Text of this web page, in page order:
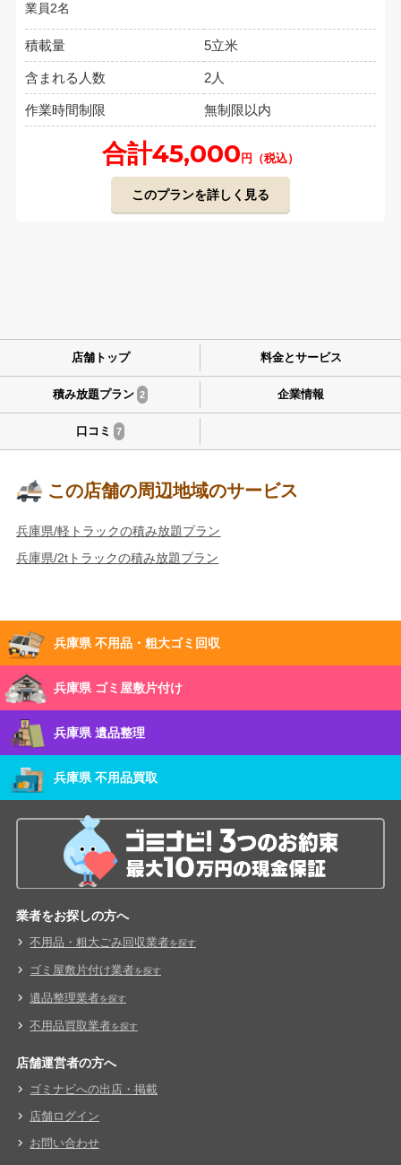
業員2名
積載量 5立米
含まれる人数 2人
作業時間制限 無制限以内
合計45,000 円（税込）
このプランを詳しく見る
店舗トップ 料金とサービス
積み放題プラン 2 企業情報
口コミ 7
この店舗の周辺地域のサービス
兵庫県/軽トラックの積み放題プラン
兵庫県/2tトラックの積み放題プラン
兵庫県 不用品・粗大ゴミ回収
兵庫県 ゴミ屋敷片付け
兵庫県 遺品整理
兵庫県 不用品買取
業者をお探しの方へ
不用品・粗大ごみ回収業者を探す
ゴミ屋敷片付け業者を探す
遺品整理業者を探す
不用品買取業者を探す
店舗運営者の方へ
ゴミナビへの出店・掲載
店舗ログイン
お問い合わせ